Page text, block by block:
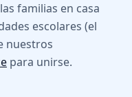
familias en casa
escolares (el
nuestros
para unirse.